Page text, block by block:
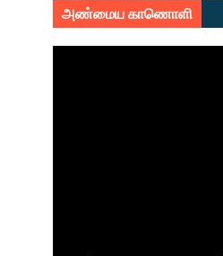
அண்மைய காணொளி